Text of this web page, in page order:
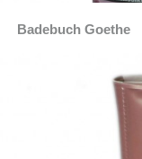
Badebuch Goethe